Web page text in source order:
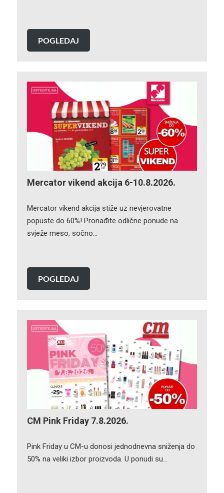
POGLEDAJ
Mercator vikend akcija 6-10.8.2026.
Mercator vikend akcija stiže uz nevjerovatne
popuste do 60%! Pronađite odlične ponude na
svježe meso, sočno…
POGLEDAJ
CM Pink Friday 7.8.2026.
Pink Friday u CM-u donosi jednodnevna sniženja do
50% na veliki izbor proizvoda. U ponudi su…